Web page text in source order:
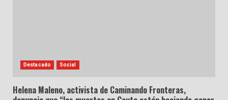
Destacado Social
Helena Maleno, activista de Caminando Fronteras,